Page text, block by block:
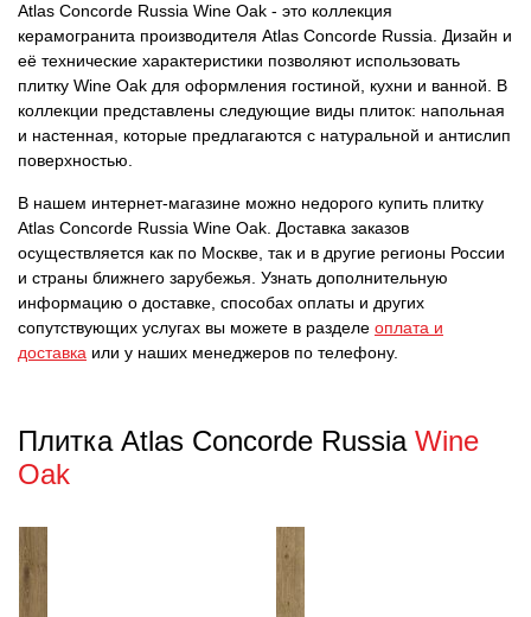
Atlas Concorde Russia Wine Oak - это коллекция
керамогранита производителя Atlas Concorde Russia. Дизайн и
её технические характеристики позволяют использовать
плитку Wine Oak для оформления гостиной, кухни и ванной. В
коллекции представлены следующие виды плиток: напольная
и настенная, которые предлагаются с натуральной и антислип
поверхностью.
В нашем интернет-магазине можно недорого купить плитку
Atlas Concorde Russia Wine Oak. Доставка заказов
осуществляется как по Москве, так и в другие регионы России
и страны ближнего зарубежья. Узнать дополнительную
информацию о доставке, способах оплаты и других
сопутствующих услугах вы можете в разделе оплата и
доставка или у наших менеджеров по телефону.
Плитка Atlas Concorde Russia Wine
Oak